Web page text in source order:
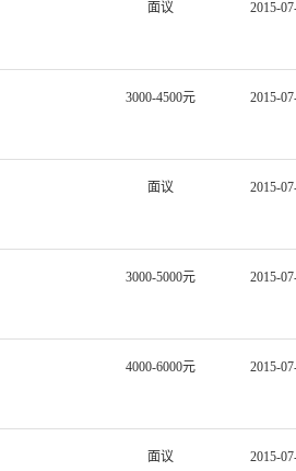
面议 2015-
3000-4500元 2015-
面议 2015-
3000-5000元 2015-
4000-6000元 2015-
面议 2015-